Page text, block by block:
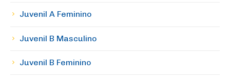
Juvenil A Feminino
Juvenil B Masculino
Juvenil B Feminino